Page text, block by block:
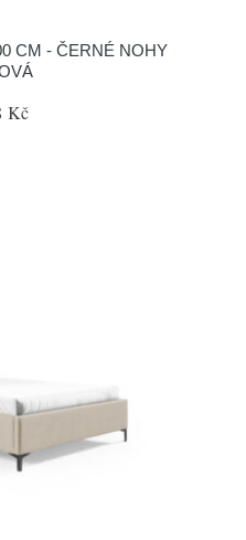
CM - ČERNÉ NOHY
Kč